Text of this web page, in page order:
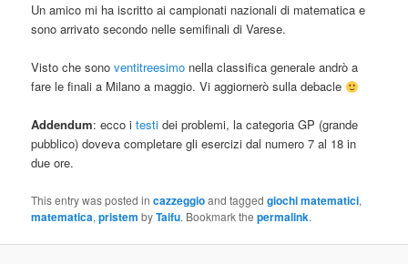
Un amico mi ha iscritto ai campionati nazionali di matematica e
sono arrivato secondo nelle semifinali di Varese.
Visto che sonoventitreesimo nella classifica generale andrò a
fare le finali a Milano a maggio. Vi aggiornerò sulla debacle
Addendum: ecco itesti dei problemi, la categoria GP (grande
pubblico) doveva completare gli esercizi dal numero 7 al 18 in
due ore.
This entry was posted incazzeggioand taggedgiochi matematici,
matematica,pristem byTaifu. Bookmark thepermalink.